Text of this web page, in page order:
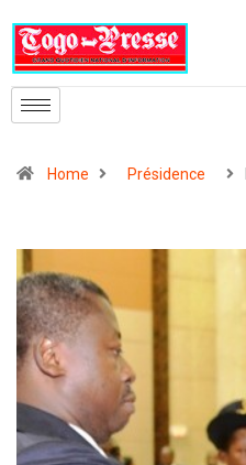
Home Présidence